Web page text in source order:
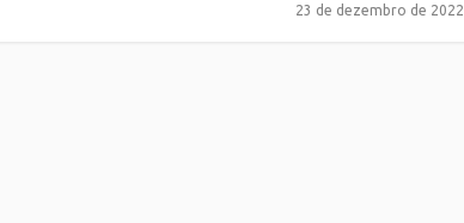
23 de dezembro de 2022